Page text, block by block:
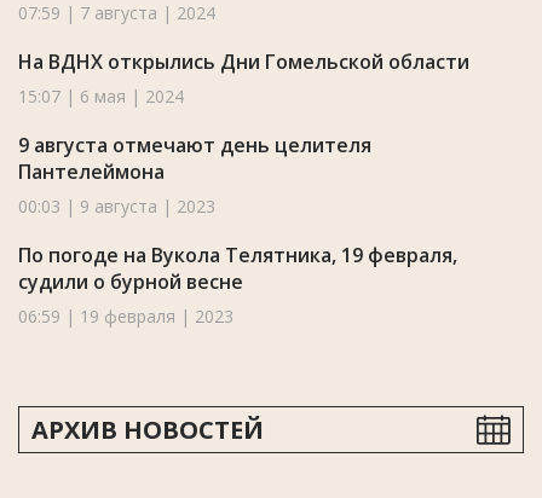
07:59 | 7 августа | 2024
На ВДНХ открылись Дни Гомельской области
15:07 | 6 мая | 2024
9 августа отмечают день целителя
Пантелеймона
00:03 | 9 августа | 2023
По погоде на Вукола Телятника, 19 февраля,
судили о бурной весне
06:59 | 19 февраля | 2023
АРХИВ НОВОСТЕЙ